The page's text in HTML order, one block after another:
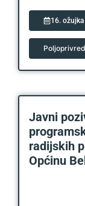
16.
Javni
radijskih
Općinu